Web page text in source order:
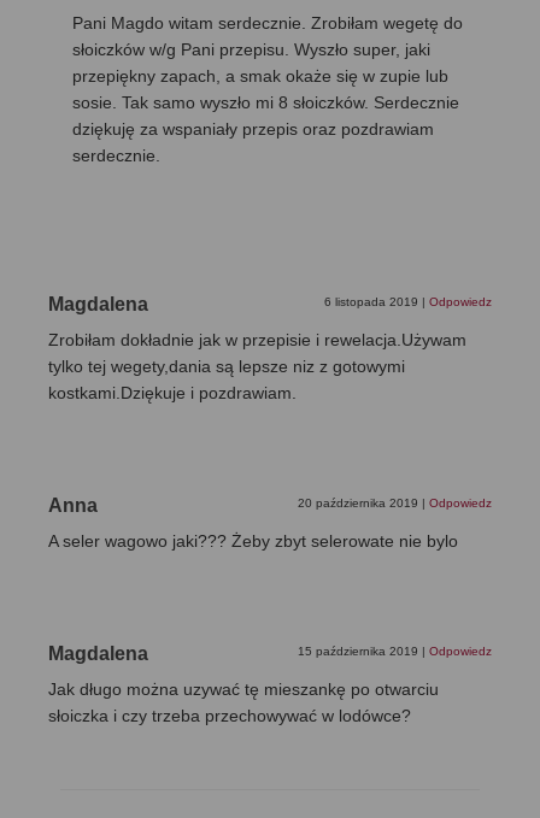
Pani Magdo witam serdecznie. Zrobiłam wegetę do
słoiczków w/g Pani przepisu. Wyszło super, jaki
przepiękny zapach, a smak okaże się w zupie lub
sosie. Tak samo wyszło mi 8 słoiczków. Serdecznie
dziękuję za wspaniały przepis oraz pozdrawiam
serdecznie.
Magdalena 6 listopada 2019 | Odpowiedz
Zrobiłam dokładnie jak w przepisie i rewelacja.Używam
tylko tej wegety,dania są lepsze niz z gotowymi
kostkami.Dziękuje i pozdrawiam.
Anna 20 października 2019 | Odpowiedz
A seler wagowo jaki??? Żeby zbyt selerowate nie bylo
Magdalena 15 października 2019 | Odpowiedz
Jak długo można uzywać tę mieszankę po otwarciu
słoiczka i czy trzeba przechowywać w lodówce?